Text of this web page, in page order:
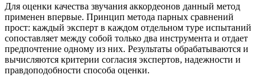
Для оценки качества звучания аккордеонов данный метод
применен впервые. Принцип метода парных сравнений
прост: каждый эксперт в каждом отдельном туре испытаний
сопоставляет между собой только два инструмента и отдает
предпочтение одному из них. Результаты обрабатываются и
вычисляются критерии согласия экспертов, надежности и
правдоподобности способа оценки.